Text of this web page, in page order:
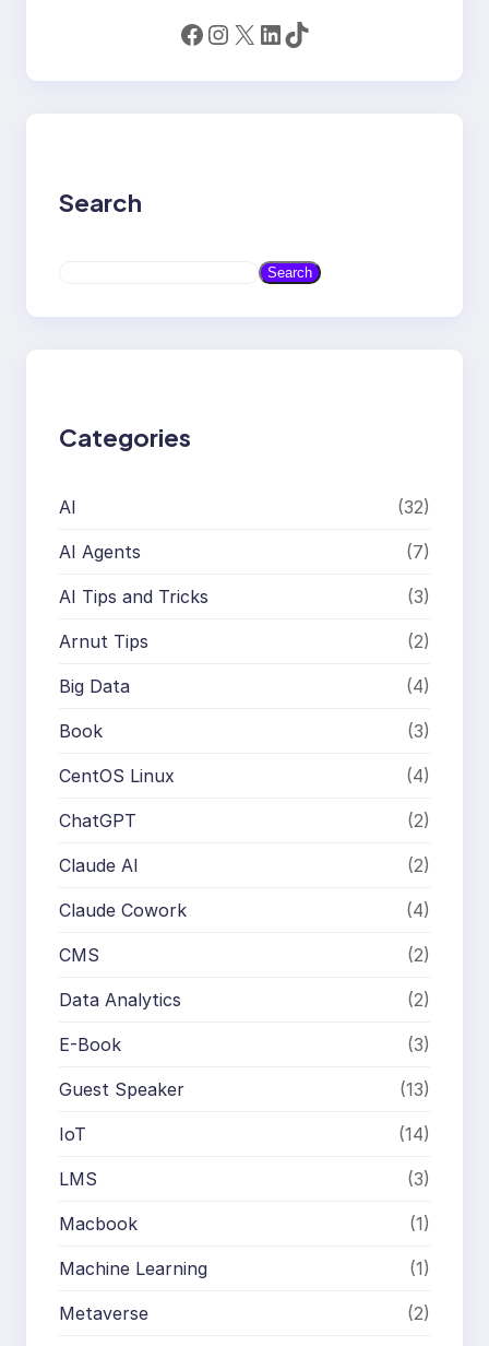
Facebook Instagram X LinkedIn TikTok
Search
a
Search
Categories
AI (32)
AI Agents (7)
AI Tips and Tricks (3)
Arnut Tips (2)
Big Data (4)
Book (3)
CentOS Linux (4)
ChatGPT (2)
Claude AI (2)
Claude Cowork (4)
CMS (2)
Data Analytics (2)
E-Book (3)
Guest Speaker (13)
IoT (14)
LMS (3)
Macbook (1)
Machine Learning (1)
Metaverse (2)